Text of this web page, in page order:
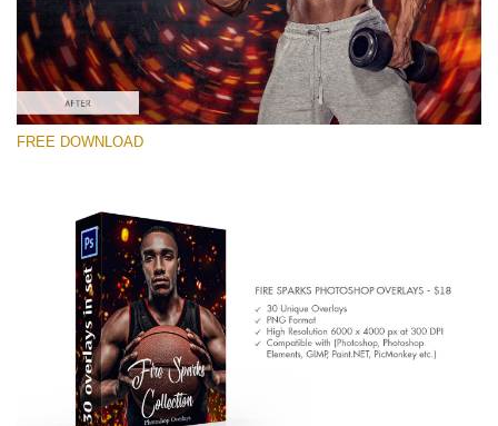
Small 800*533px
Fire Sparks
(30 Overlays)
Large 6000*4000px
Large 6000*4000px
Entire Collection
(1783 Overlays)
Large 6000*4000px
Free download
FREE DOWNLOAD